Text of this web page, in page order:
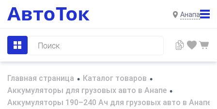
Анапа
Главная страница • Каталог товаров •
Аккумуляторы для грузовых авто в Анапе •
Аккумуляторы 190–240 Ач для грузовых авто в Анапе